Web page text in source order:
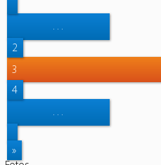
…
2
3
4
…
»